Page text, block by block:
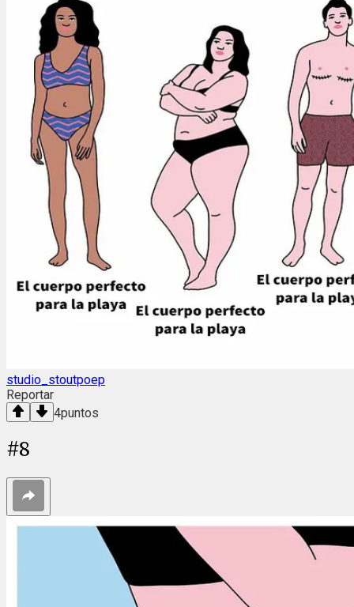
studio_stoutpoep
Reportar
4puntos
#8